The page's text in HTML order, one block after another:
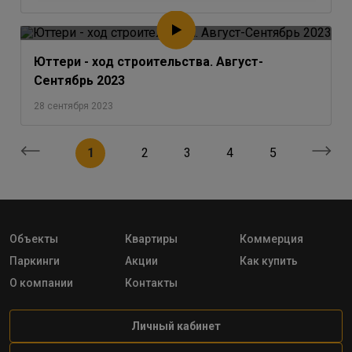
Юттери - ход строительства. Август-
Сентябрь 2023
28 сентября 2023
1 2 3 4 5
Объекты Квартиры
Коммерция
Паркинги
Акции
Как купить
О компании
Контакты
Личный кабинет